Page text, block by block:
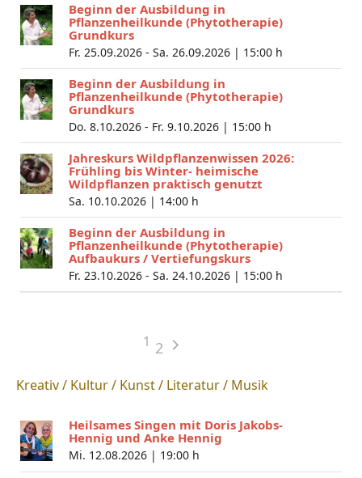
Beginn der Ausbildung in
Pflanzenheilkunde (Phytotherapie)
Grundkurs
Fr. 25.09.2026 - Sa. 26.09.2026 | 15:00 h
Beginn der Ausbildung in
Pflanzenheilkunde (Phytotherapie)
Grundkurs
Do. 8.10.2026 - Fr. 9.10.2026 | 15:00 h
Jahreskurs Wildpflanzenwissen 2026:
Frühling bis Winter- heimische
Wildpflanzen praktisch genutzt
Sa. 10.10.2026 | 14:00 h
Beginn der Ausbildung in
Pflanzenheilkunde (Phytotherapie)
Aufbaukurs / Vertiefungskurs
Fr. 23.10.2026 - Sa. 24.10.2026 | 15:00 h
1 2
Kreativ / Kultur / Kunst / Literatur / Musik
Heilsames Singen mit Doris Jakobs-
Hennig und Anke Hennig
Mi. 12.08.2026 | 19:00 h